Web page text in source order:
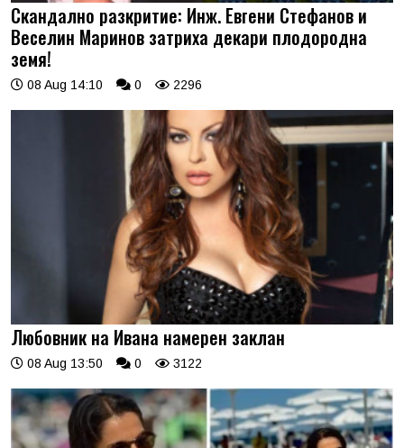
Скандално разкритие: Инж. Евгени Стефанов и
Веселин Маринов затриха декари плодородна
земя!
08 Aug 14:10 0 2296
Любовник на Ивана намерен заклан
08 Aug 13:50 0 3122